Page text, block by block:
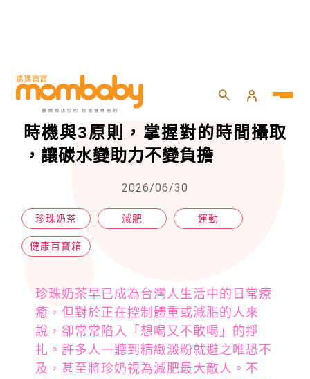
HOME 親子 健康百寶箱
減肥也能喝珍奶？醫師曝最佳飲用
時機與3原則，掌握對的時間攝取
，讓碳水變助力不變負擔
2026/06/30
珍珠奶茶 減肥 運動
健康百寶箱
珍珠奶茶早已成為台灣人生活中的日常療
癒，但對於正在控制體重或減脂的人來
說，卻常常陷入「想喝又不敢喝」的掙
扎。許多人一聽到精緻澱粉就避之唯恐不
及，甚至將珍奶視為減肥最大敵人。不